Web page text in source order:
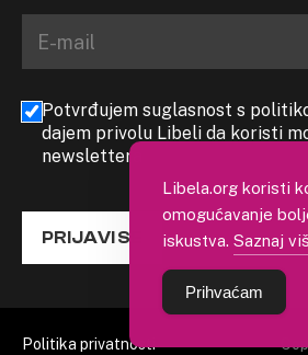
Potvrđujem suglasnost s
dajem privolu Libeli da koristi
newslettera
PRIJAVI SE
Politika privatnosti
Libela.org koristi
omogućavanje
iskustva. Saznaj
Prihvaćam